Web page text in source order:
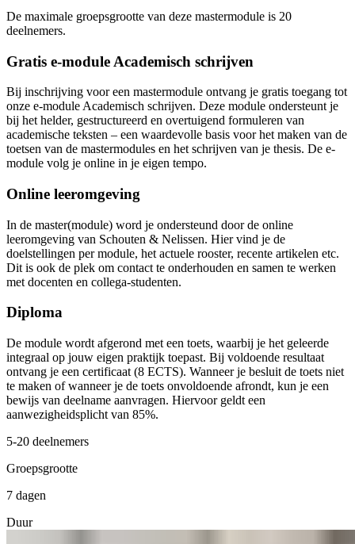
De maximale groepsgrootte van deze mastermodule is 20
deelnemers.
Gratis e-module Academisch schrijven
Bij inschrijving voor een mastermodule ontvang je gratis toegang tot
onze e-module Academisch schrijven. Deze module ondersteunt je
bij het helder, gestructureerd en overtuigend formuleren van
academische teksten – een waardevolle basis voor het maken van de
toetsen van de mastermodules en het schrijven van je thesis. De e-
module volg je online in je eigen tempo.
Online leeromgeving
In de master(module) word je ondersteund door de online
leeromgeving van Schouten & Nelissen. Hier vind je de
doelstellingen per module, het actuele rooster, recente artikelen etc.
Dit is ook de plek om contact te onderhouden en samen te werken
met docenten en collega-studenten.
Diploma
De module wordt afgerond met een toets, waarbij je het geleerde
integraal op jouw eigen praktijk toepast. Bij voldoende resultaat
ontvang je een certificaat (8 ECTS). Wanneer je besluit de toets niet
te maken of wanneer je de toets onvoldoende afrondt, kun je een
bewijs van deelname aanvragen. Hiervoor geldt een
aanwezigheidsplicht van 85%.
5-20 deelnemers
Groepsgrootte
7 dagen
Duur